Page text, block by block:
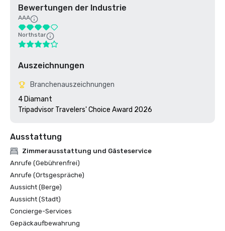
Bewertungen der Industrie
AAA
Northstar
Auszeichnungen
Branchenauszeichnungen
4 Diamant
Tripadvisor Travelers' Choice Award 2026
Ausstattung
Zimmerausstattung und Gästeservice
Anrufe (Gebührenfrei)
Anrufe (Ortsgespräche)
Aussicht (Berge)
Aussicht (Stadt)
Concierge-Services
Gepäckaufbewahrung